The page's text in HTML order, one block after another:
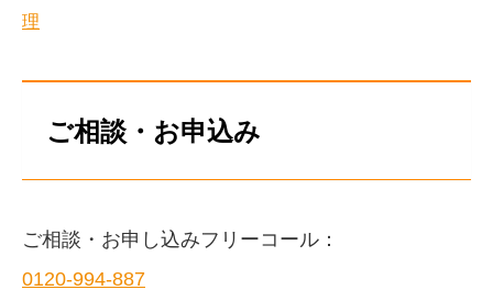
理
ご相談・お申込み
ご相談・お申し込みフリーコール：
0120-994-887